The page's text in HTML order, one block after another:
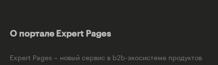
О портале Expert Pages
Expert Pages – новый сервис в b2b-экосистеме продуктов